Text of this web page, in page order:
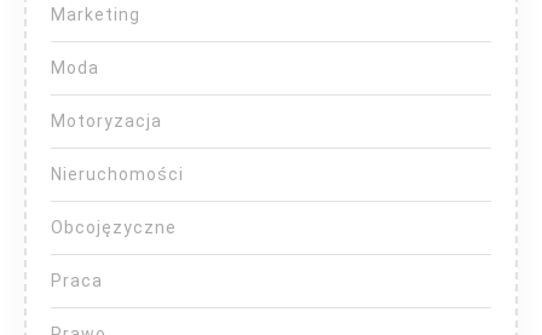
Marketing
Moda
Motoryzacja
Nieruchomości
Obcojęzyczne
Praca